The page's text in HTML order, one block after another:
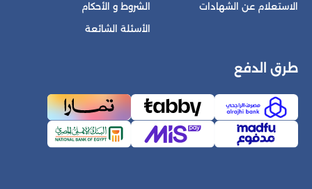
الاستعلام عن الشهادات الشروط و الأحكام
الأسئلة الشائعة
طرق الدفع